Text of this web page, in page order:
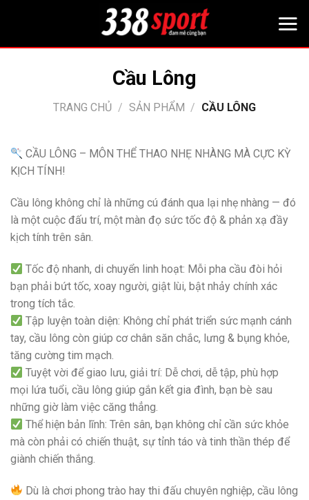
Cầu Lông
TRANG CHỦ / SẢN PHẨM / CẦU LÔNG
CẦU LÔNG – MÔN THỂ THAO NHẸ NHÀNG MÀ CỰC KỲ
KỊCH TÍNH!
Cầu lông không chỉ là những cú đánh qua lại nhẹ nhàng — đó
là một cuộc đấu trí, một màn đọ sức tốc độ & phản xạ đầy
kịch tính trên sân.
Tốc độ nhanh, di chuyển linh hoạt: Mỗi pha cầu đòi hỏi
bạn phải bứt tốc, xoay người, giật lùi, bật nhảy chính xác
trong tích tắc.
Tập luyện toàn diện: Không chỉ phát triển sức mạnh cánh
tay, cầu lông còn giúp cơ chân săn chắc, lưng & bụng khỏe,
tăng cường tim mạch.
Tuyệt vời để giao lưu, giải trí: Dễ chơi, dễ tập, phù hợp
mọi lứa tuổi, cầu lông giúp gắn kết gia đình, bạn bè sau
những giờ làm việc căng thẳng.
Thể hiện bản lĩnh: Trên sân, bạn không chỉ cần sức khỏe
mà còn phải có chiến thuật, sự tỉnh táo và tinh thần thép để
giành chiến thắng.
Dù là chơi phong trào hay thi đấu chuyên nghiệp, cầu lông